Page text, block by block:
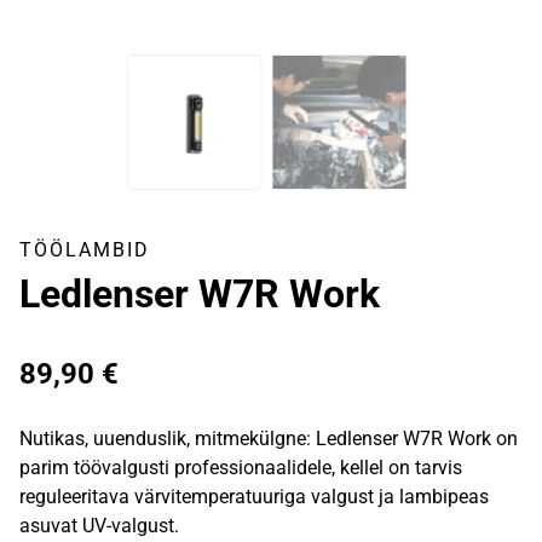
TÖÖLAMBID
Ledlenser W7R Work
89,90 €
Nutikas, uuenduslik, mitmekülgne: Ledlenser W7R Work on
parim töövalgusti professionaalidele, kellel on tarvis
reguleeritava värvitemperatuuriga valgust ja lambipeas
asuvat UV-valgust.